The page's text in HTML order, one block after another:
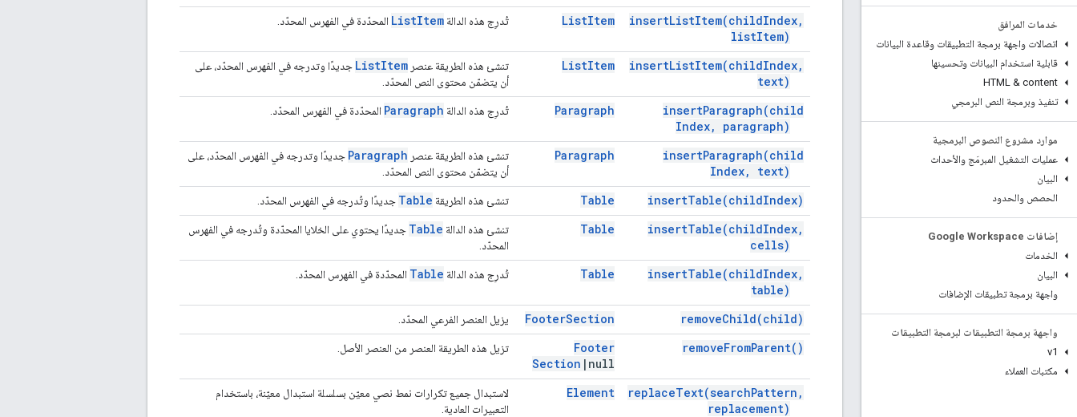
خدمات المرافق
اتصالات واجهة برمجة التطبيقات وقاعدة البيانات
قابلية استخدام البيانات وتحسينها
HTML & content
تنفيذ وبرمجة النص البرمجي
موارد مشروع النصوص البرمجية
عمليات التشغيل المبرمَج والأحداث
البيان
الحصص والحدود
إضافات Google Workspace
الخدمات
البيان
واجهة برمجة تطبيقات الإضافات
واجهة برمجة التطبيقات لبرمجة التطبيقات
v1
مكتبات العملاء
insertListItem(childIndex,
listItem)
ListItem تُدرِج هذه الدالة ListItem المحدّدة في الفهرس المحدّد.
insertListItem(childIndex,
text)
ListItem تنشئ هذه الطريقة عنصر ListItem
جديدًا وتدرجه في الفهرس المحدّد، على
أن يتضمّن محتوى النص المحدّد.
insertParagraph(child
Index, paragraph)
Paragraph تُدرِج هذه الدالة Paragraph المحدّدة في الفهرس المحدّد.
insertParagraph(child
Index, text)
Paragraph تنشئ هذه الطريقة عنصر Paragraph جديدًا وتدرجه في الفهرس المحدّد، على
أن يتضمّن محتوى النص المحدّد.
insertTable(childIndex)
Table تنشئ هذه الطريقة Table جديدًا وتُدرجه في الفهرس المحدّد.
insertTable(childIndex,
cells)
Table تنشئ هذه الدالة Table جديدًا يحتوي على الخلايا المحدّدة وتُدرجه في الفهرس
المحدّد.
insertTable(childIndex,
table)
Table تُدرِج هذه الدالة Table المحدّدة في الفهرس المحدّد.
removeChild(child)
FooterSection يزيل العنصر الفرعي المحدّد.
removeFromParent( )
Footer
Section | null
تزيل هذه الطريقة العنصر من العنصر الأصل.
replaceText(searchPattern ,
replacement)
Element
لاستبدال جميع تكرارات نمط نصي معيّن بسلسلة استبدال معيّنة، باستخدام
التعبيرات العادية.